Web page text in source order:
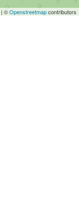
| ©Openstreetmapcontributors